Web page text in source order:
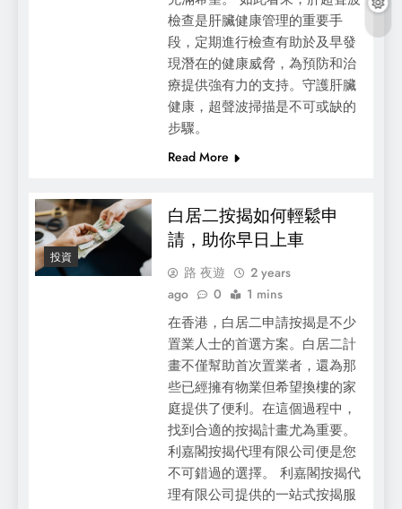
檢查是肝臟健康管理的重要手
段，定期進行檢查有助於及早發
現潛在的健康威脅，為預防和治
療提供強有力的支持。守護肝臟
健康，超聲波掃描是不可或缺的
步驟。
Read More
投資
白居二按揭如何輕鬆申
請，助你早日上車
路 夜遊
2 years
ago
0 1 mins
在香港，白居二申請按揭是不少
置業人士的首選方案。白居二計
畫不僅幫助首次置業者，還為那
些已經擁有物業但希望換樓的家
庭提供了便利。在這個過程中，
找到合適的按揭計畫尤為重要。
利嘉閣按揭代理有限公司便是您
不可錯過的選擇。 利嘉閣按揭代
理有限公司提供的一站式按揭服